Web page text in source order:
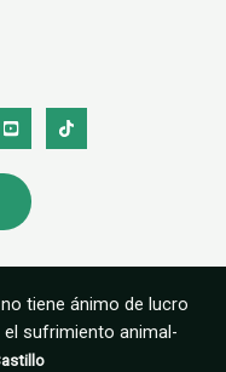
tiene ánimo de lucro
sufrimiento animal-